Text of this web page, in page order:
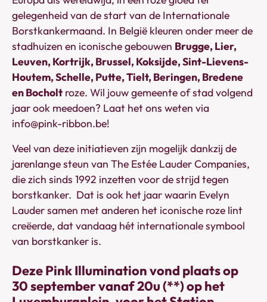
gelegenheid van de start van de Internationale
Borstkankermaand. In België kleuren onder meer de
stadhuizen en iconische gebouwen Brugge, Lier,
Leuven, Kortrijk, Brussel, Koksijde, Sint-Lievens-
Houtem, Schelle, Putte, Tielt, Beringen, Bredene
en Bocholtroze. Wil jouw gemeente of stad volgend
jaar ook meedoen? Laat het ons weten via
info@pink-ribbon.be!
Veel van deze initiatieven zijn mogelijk dankzij de
jarenlange steun van The Estée Lauder Companies,
die zich sinds 1992 inzetten voor de strijd tegen
borstkanker. Dat is ook het jaar waarin Evelyn
Lauder samen met anderen het iconische roze lint
creëerde, dat vandaag hét internationale symbool
van borstkanker is.
Deze Pink Illumination vond plaats op
30 september vanaf 20u (**) op het